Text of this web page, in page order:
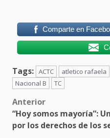
Comparte en
Tags: ACTC atletico rafaela
Nacional B
TC
Post
navigation
Anterior
“Hoy somos mayoría”:
por los derechos de los